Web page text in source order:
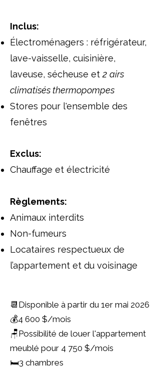
Inclus:
Électroménagers : réfrigérateur,
lave-vaisselle, cuisinière,
laveuse, sécheuse et 2 airs
climatisés thermopompes
Stores pour l'ensemble des
fenêtres
Exclus:
Chauffage et électricité
Règlements:
Animaux interdits
Non-fumeurs
Locataires respectueux de
l’appartement et du voisinage
📆Disponible à partir du 1er mai 2026
💰4 600 $/mois
🪑Possibilité de louer l'appartement
meublé pour 4 750 $/mois
🛏️3 chambres